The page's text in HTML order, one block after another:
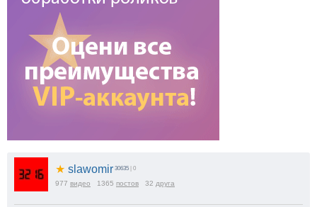
★ slawomir 30635 | 0
977 видео 1365 постов 32 друга